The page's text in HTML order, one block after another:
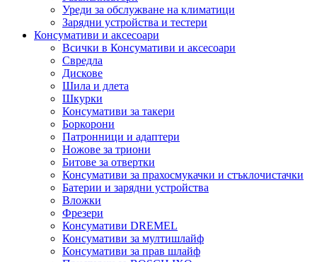
Уреди за обслужване на климатици
Зарядни устройства и тестери
Консумативи и аксесоари
Всички в Консумативи и аксесоари
Свредла
Дискове
Шила и длета
Шкурки
Консумативи за такери
Боркорони
Патронници и адаптери
Ножове за триони
Битове за отвертки
Консумативи за прахосмукачки и стъклочистачки
Батерии и зарядни устройства
Вложки
Фрезери
Консумативи DREMEL
Консумативи за мултишлайф
Консумативи за прав шлайф